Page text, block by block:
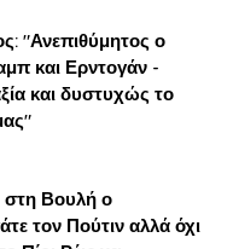
"Ανεπιθύμητος ο
και Ερντογάν -
και δυστυχώς το
στη Βουλή ο
τον Πούτιν αλλά όχι